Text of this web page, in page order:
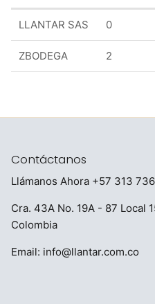
LLANTAR SAS 0
ZBODEGA 2
Contáctanos
Llámanos Ahora +57 313
Cra. 43A No. 19A - 87 Local
Colombia
Email: info@llantar.com.co